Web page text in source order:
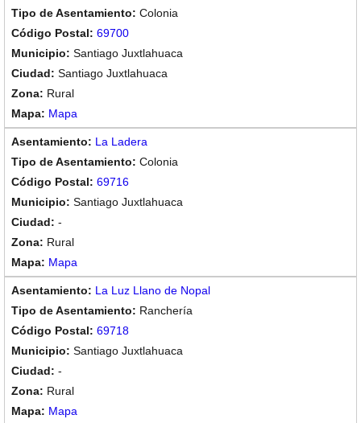
Colonia
69700
Santiago Juxtlahuaca
Santiago Juxtlahuaca
Rural
Mapa
La Ladera
Colonia
69716
Santiago Juxtlahuaca
-
Rural
Mapa
La Luz Llano de Nopal
Ranchería
69718
Santiago Juxtlahuaca
-
Rural
Mapa